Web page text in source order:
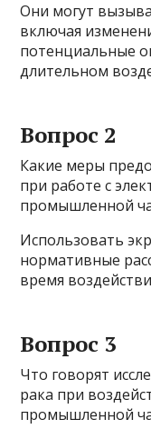
Они могут
включая
потенциальные
длительном
Вопрос 2
Какие меры
при работе с
промышленной
Использовать
нормативные
время
Вопрос 3
Что говорят
рака при
промышленной